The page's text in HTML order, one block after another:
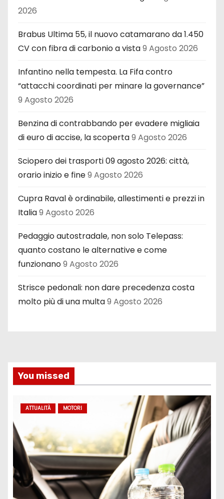
2026
Brabus Ultima 55, il nuovo catamarano da 1.450
CV con fibra di carbonio a vista9 Agosto 2026
Infantino nella tempesta. La Fifa contro
“attacchi coordinati per minare la governance”
9 Agosto 2026
Benzina di contrabbando per evadere migliaia
di euro di accise, la scoperta9 Agosto 2026
Sciopero dei trasporti 09 agosto 2026: città,
orario inizio e fine9 Agosto 2026
Cupra Raval è ordinabile, allestimenti e prezzi in
Italia9 Agosto 2026
Pedaggio autostradale, non solo Telepass:
quanto costano le alternative e come
funzionano9 Agosto 2026
Strisce pedonali: non dare precedenza costa
molto più di una multa9 Agosto 2026
You missed
ATTUALITÀ MOTORI